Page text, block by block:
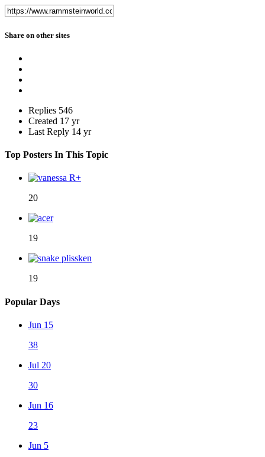
Share on other sites
Replies 546
Created 17 yr
Last Reply 14 yr
Top Posters In This Topic
20
19
19
Popular Days
Jun 15
38
Jul 20
30
Jun 16
23
Jun 5